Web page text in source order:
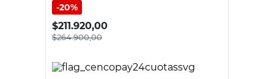
20%
$211.920,00
$264.900,00